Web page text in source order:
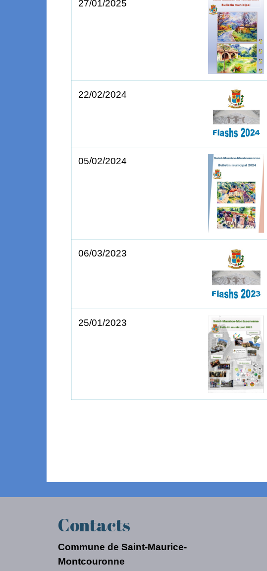
27/01/2025
22/02/2024
05/02/2024
06/03/2023
25/01/2023
Contacts
Commune de Saint-Maurice-
Montcouronne